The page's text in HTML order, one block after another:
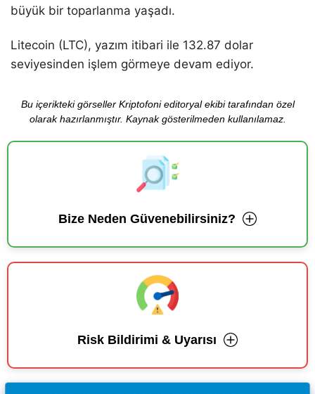
büyük bir toparlanma yaşadı.
Litecoin (LTC), yazım itibari ile 132.87 dolar
seviyesinden işlem görmeye devam ediyor.
Bu içerikteki görseller Kriptofoni editoryal ekibi tarafından özel
olarak hazırlanmıştır. Kaynak gösterilmeden kullanılamaz.
Bize Neden Güvenebilirsiniz?
Risk Bildirimi & Uyarısı